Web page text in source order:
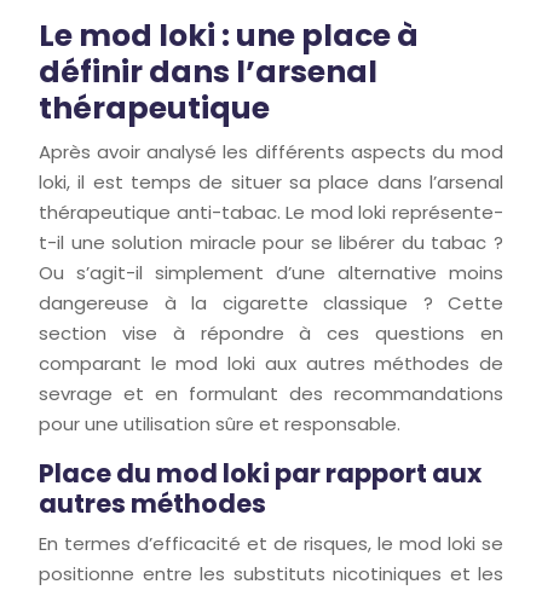
Le mod loki : une place à
définir dans l’arsenal
thérapeutique
Après avoir analysé les différents aspects du mod
loki, il est temps de situer sa place dans l’arsenal
thérapeutique anti-tabac. Le mod loki représente-
t-il une solution miracle pour se libérer du tabac ?
Ou s’agit-il simplement d’une alternative moins
dangereuse à la cigarette classique ? Cette
section vise à répondre à ces questions en
comparant le mod loki aux autres méthodes de
sevrage et en formulant des recommandations
pour une utilisation sûre et responsable.
Place du mod loki par rapport aux
autres méthodes
En termes d’efficacité et de risques, le mod loki se
positionne entre les substituts nicotiniques et les